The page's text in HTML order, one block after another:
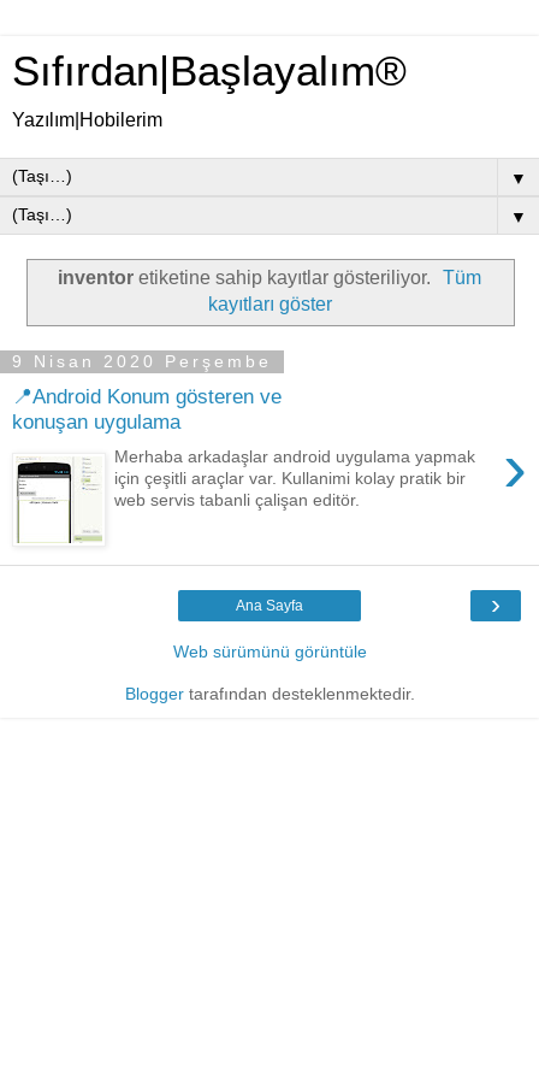
Sıfırdan|Başlayalım®
Yazılım|Hobilerim
▼
▼
inventoretiketine sahip kayıtlar gösteriliyor.
Tüm
kayıtları göster
9 Nisan 2020 Perşembe
📍Android Konum gösteren ve
konuşan uygulama
›
Merhaba arkadaşlar android uygulama yapmak
için çeşitli araçlar var. Kullanimi kolay pratik bir
web servis tabanli çalişan editör.
›
Ana Sayfa
Web sürümünü görüntüle
Bloggertarafından desteklenmektedir.